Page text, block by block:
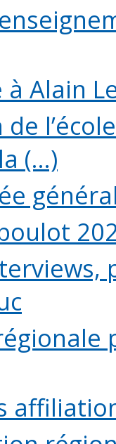
à Alain
(...)